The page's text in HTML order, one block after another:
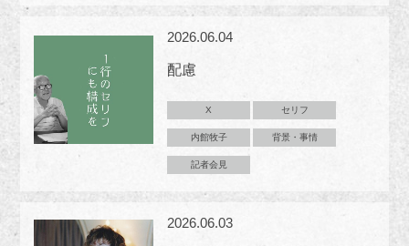
2026.06.04
配慮
X セリフ
内館牧子 背景・事情
記者会見
2026.06.03